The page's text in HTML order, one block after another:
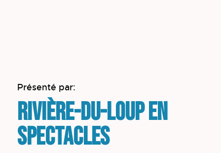
Présenté par:
Rivière-du-Loup en
spectacles